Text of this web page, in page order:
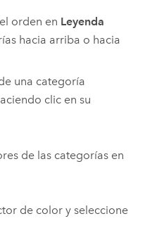
orden en Leyenda
hacia arriba o hacia
una categoría
clic en su
de las categorías en
de color y seleccione